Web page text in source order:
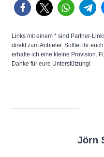
Links mit einem * sind Partner-
direkt zum Anbieter. Solltet ihr
erhalte ich eine kleine Provision.
Danke für eure Unterstützung!
Jörn